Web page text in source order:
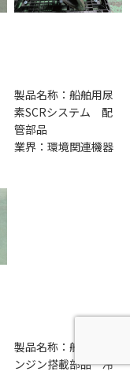
製品名称：船舶用尿
素SCRシステム 配
管部品
業界：環境関連機器
製品名称：船舶用エ
ンジン搭載部品 冷